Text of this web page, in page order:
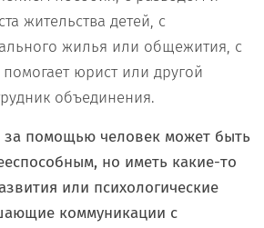
жительства детей, с
жилья или общежития, с
помогает юрист или другой
объединения.
помощью человек может быть
но иметь какие-то
или психологические
коммуникации с